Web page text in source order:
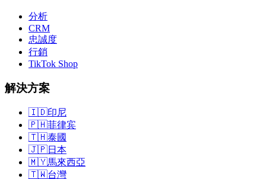
分析
CRM
忠誠度
行銷
TikTok Shop
解決方案
🇮🇩印尼
🇵🇭菲律宾
🇹🇭泰國
🇯🇵日本
🇲🇾馬來西亞
🇹🇼台灣